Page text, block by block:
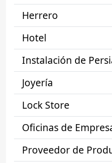
Herrero
Hotel
Instalación de
Joyería
Lock Store
Oficinas de
Proveedor de